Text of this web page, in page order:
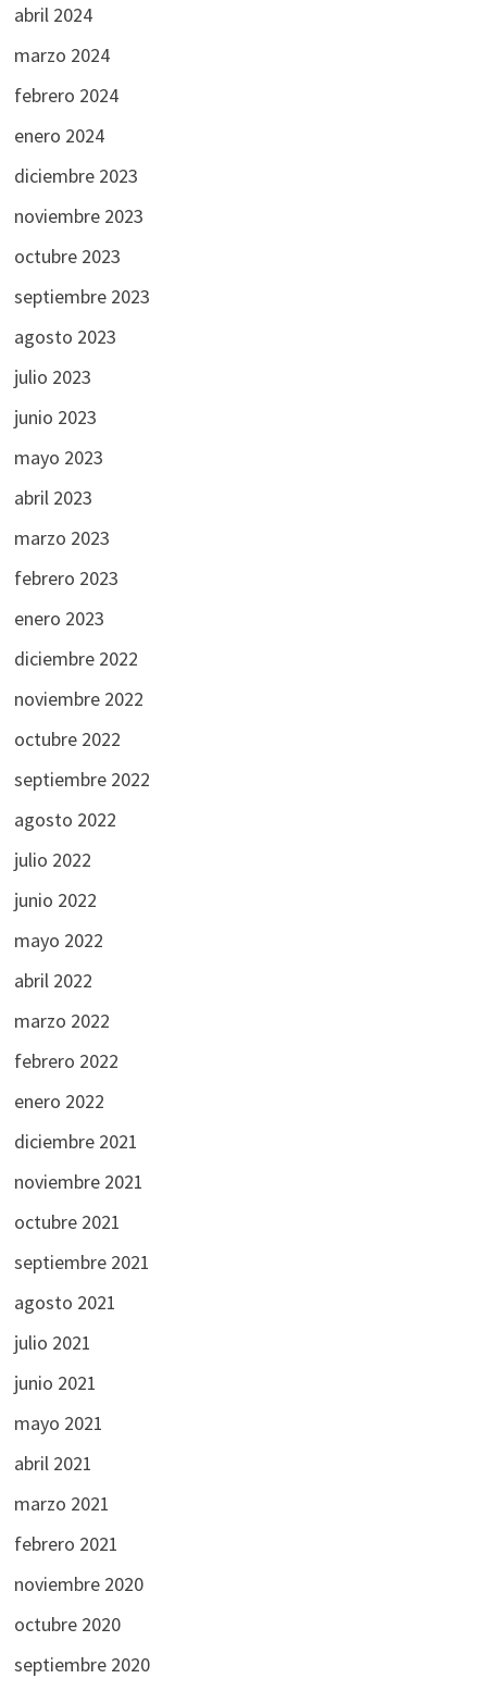
abril 2024
marzo 2024
febrero 2024
enero 2024
diciembre 2023
noviembre 2023
octubre 2023
septiembre 2023
agosto 2023
julio 2023
junio 2023
mayo 2023
abril 2023
marzo 2023
febrero 2023
enero 2023
diciembre 2022
noviembre 2022
octubre 2022
septiembre 2022
agosto 2022
julio 2022
junio 2022
mayo 2022
abril 2022
marzo 2022
febrero 2022
enero 2022
diciembre 2021
noviembre 2021
octubre 2021
septiembre 2021
agosto 2021
julio 2021
junio 2021
mayo 2021
abril 2021
marzo 2021
febrero 2021
noviembre 2020
octubre 2020
septiembre 2020